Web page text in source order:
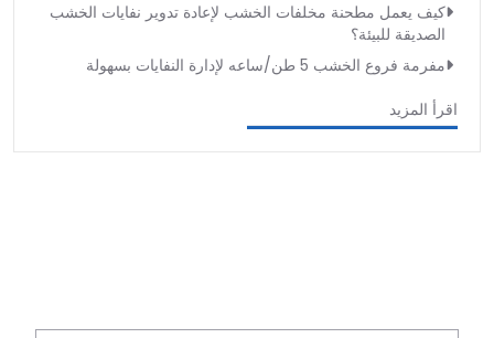
كيف يعمل مطحنة مخلفات الخشب لإعادة تدوير نفايات الخشب
الصديقة للبيئة؟
مفرمة فروع الخشب 5 طن/ساعه لإدارة النفايات بسهولة
اقرأ المزيد